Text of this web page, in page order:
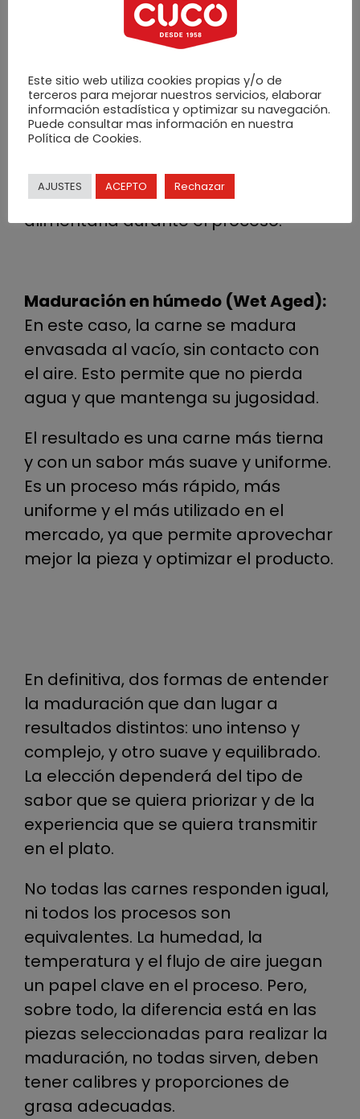
su carácter y personalidad.
Actualmente, la maduración en seco
cuenta con requisitos específicos
definidos por la normativa europea,
que establece condiciones
controladas de temperatura,
humedad relativa y circulación de
aire para garantizar la seguridad
alimentaria durante el proceso.
Maduración en húmedo (Wet Aged):
En este caso, la carne se madura
envasada al vacío, sin contacto con
el aire. Esto permite que no pierda
agua y que mantenga su jugosidad.
El resultado es una carne más tierna
y con un sabor más suave y uniforme.
Es un proceso más rápido, más
uniforme y el más utilizado en el
mercado, ya que permite aprovechar
mejor la pieza y optimizar el producto.
En definitiva, dos formas de entender
la maduración que dan lugar a
resultados distintos: uno intenso y
complejo, y otro suave y equilibrado.
La elección dependerá del tipo de
sabor que se quiera priorizar y de la
experiencia que se quiera transmitir
en el plato.
No todas las carnes responden igual,
ni todos los procesos son
equivalentes. La humedad, la
temperatura y el flujo de aire juegan
un papel clave en el proceso. Pero,
sobre todo, la diferencia está en las
piezas seleccionadas para realizar la
maduración, no todas sirven, deben
tener calibres y proporciones de
grasa adecuadas.
Este sitio web utiliza cookies propias y/o de
terceros para mejorar nuestros servicios, elaborar
información estadística y optimizar su navegación.
Puede consultar mas información en nuestra
Política de Cookies.
AJUSTES ACEPTO Rechazar